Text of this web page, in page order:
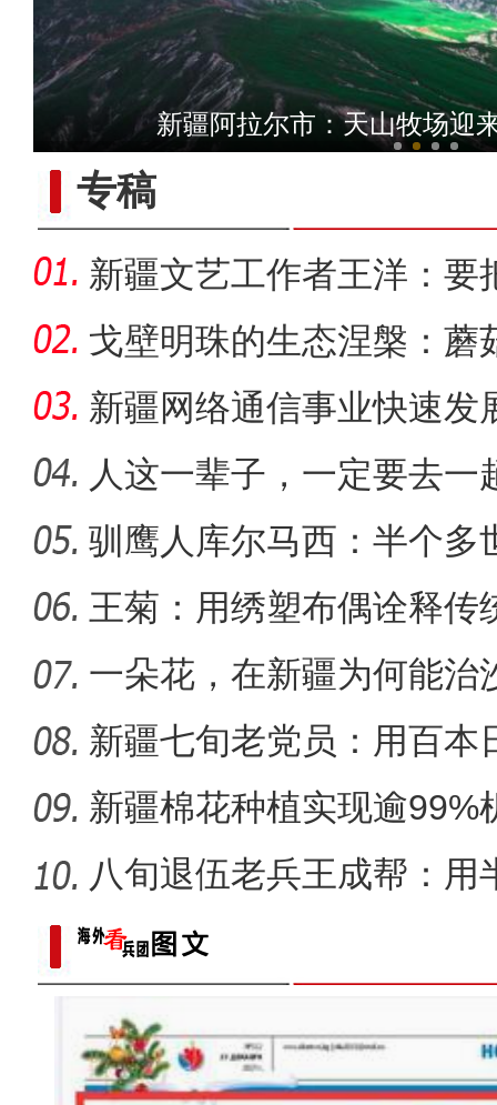
新疆阿拉尔市的天山牧
【与你为邻】职业攀登者李
新疆阿拉尔市：天山牧场迎
专稿
新疆文艺工作者王洋：要
多人听
戈壁明珠的生态涅槃：蘑
战
新疆网络通信事业快速发
距离
人这一辈子，一定要去一
驯鹰人库尔马西：半个多
王菊：用绣塑布偶诠释传
一朵花，在新疆为何能治
新疆七旬老党员：用百本
世纪变
新疆棉花种植实现逾99%
八旬退伍老兵王成帮：用
装